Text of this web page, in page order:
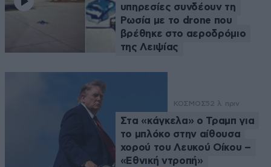
υπηρεσίες συνδέουν τη
Ρωσία με το drone που
βρέθηκε στο αεροδρόμιο
της Λειψίας
ΚΟΣΜΟΣ52 λ. πριν
Στα «κάγκελα» ο Τραμπ για
το μπλόκο στην αίθουσα
χορού του Λευκού Οίκου –
«Εθνική ντροπή»